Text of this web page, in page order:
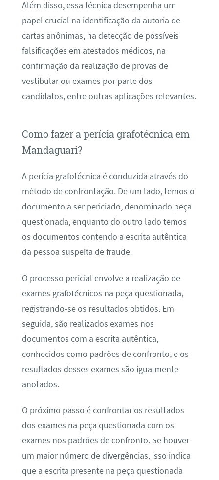
Além disso, essa técnica desempenha um
papel crucial na identificação da autoria de
cartas anônimas, na detecção de possíveis
falsificações em atestados médicos, na
confirmação da realização de provas de
vestibular ou exames por parte dos
candidatos, entre outras aplicações relevantes.
Como fazer a perícia grafotécnica em
Mandaguari?
A perícia grafotécnica é conduzida através do
método de confrontação. De um lado, temos o
documento a ser periciado, denominado peça
questionada, enquanto do outro lado temos
os documentos contendo a escrita autêntica
da pessoa suspeita de fraude.
O processo pericial envolve a realização de
exames grafotécnicos na peça questionada,
registrando-se os resultados obtidos. Em
seguida, são realizados exames nos
documentos com a escrita autêntica,
conhecidos como padrões de confronto, e os
resultados desses exames são igualmente
anotados.
O próximo passo é confrontar os resultados
dos exames na peça questionada com os
exames nos padrões de confronto. Se houver
um maior número de divergências, isso indica
que a escrita presente na peça questionada